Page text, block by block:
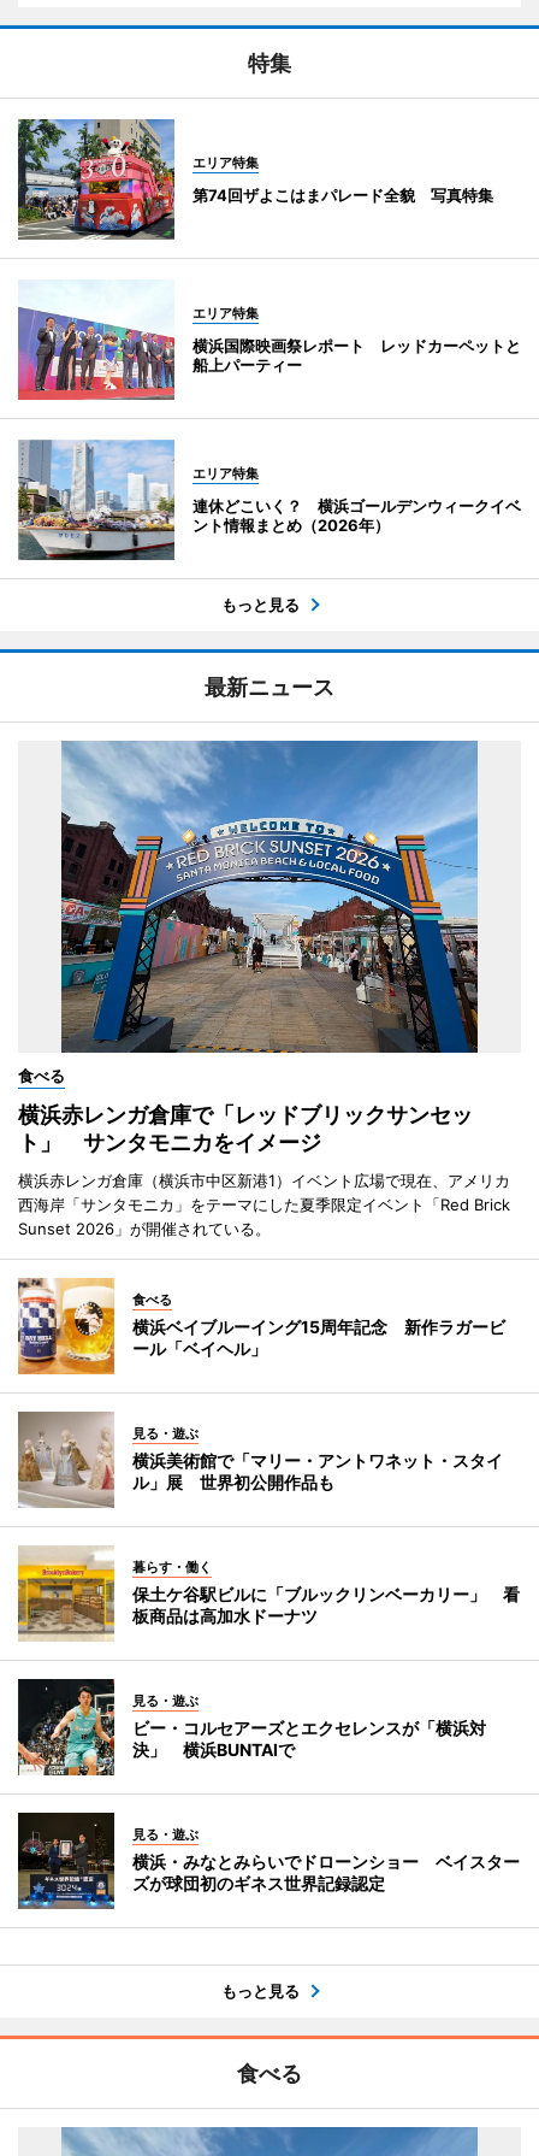
特集
エリア特集
第74回ザよこはまパレード全貌 写真特集
エリア特集
横浜国際映画祭レポート レッドカーペットと
船上パーティー
エリア特集
連休どこいく？ 横浜ゴールデンウィークイベ
ント情報まとめ（2026年）
もっと見る
最新ニュース
食べる
横浜赤レンガ倉庫で「レッドブリックサンセッ
ト」 サンタモニカをイメージ
横浜赤レンガ倉庫（横浜市中区新港1）イベント広場で現在、アメリカ
西海岸「サンタモニカ」をテーマにした夏季限定イベント「Red Brick
Sunset 2026」が開催されている。
食べる
横浜ベイブルーイング15周年記念 新作ラガービ
ール「ベイヘル」
見る・遊ぶ
横浜美術館で「マリー・アントワネット・スタイ
ル」展 世界初公開作品も
暮らす・働く
保土ケ谷駅ビルに「ブルックリンベーカリー」 看
板商品は高加水ドーナツ
見る・遊ぶ
ビー・コルセアーズとエクセレンスが「横浜対
決」 横浜BUNTAIで
見る・遊ぶ
横浜・みなとみらいでドローンショー ベイスター
ズが球団初のギネス世界記録認定
もっと見る
食べる